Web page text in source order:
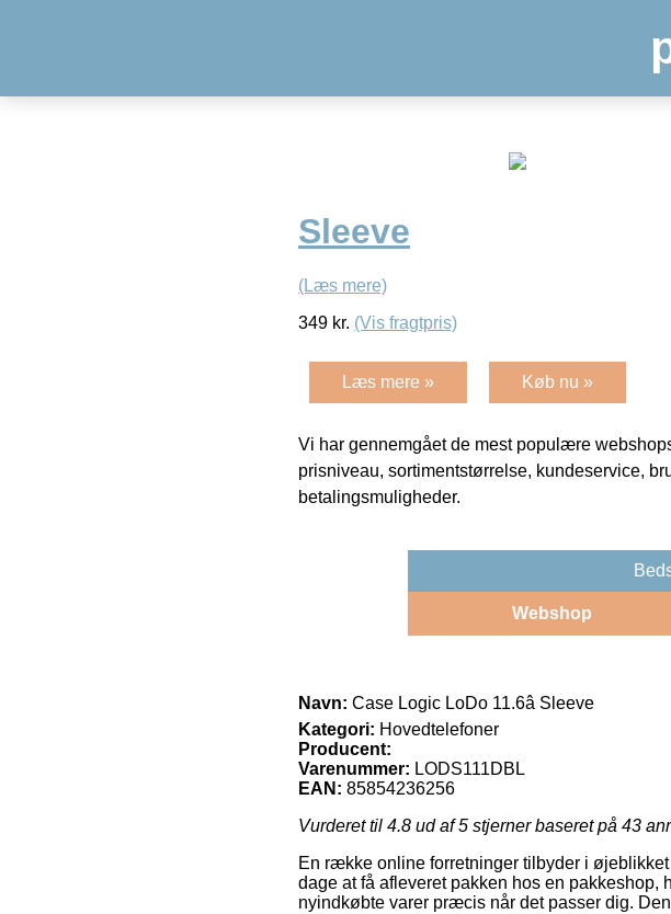
Sleeve
(Læs mere)
349 kr. (Vis fragtpris)
Læs mere » Køb nu »
Vi har gennemgået de mest populære
prisniveau, sortimentstørrelse, kundeservice,
betalingsmuligheder.
Webshop
Navn: Case Logic LoDo 11.6â Sleeve
Kategori: Hovedtelefoner
Producent:
Varenummer: LODS111DBL
EAN: 85854236256
Vurderet til 4.8 ud af 5 stjerner baseret på 43
En række online forretninger tilbyder i
dage at få afleveret pakken hos en pakkeshop,
nyindkøbte varer præcis når det passer dig.